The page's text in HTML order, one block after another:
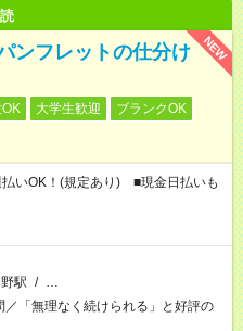
NEW
ンフレットの仕分け
大学生歓迎
ブランクOK
いOK！(規定あり) ■現金日払いも
駅 / …
／「無理なく続けられる」と好評の